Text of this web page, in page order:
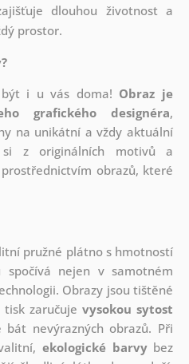
dlouhou životnost a
prostor.
být i u vás doma! Obraz je
grafického designéra,
na unikátní a vždy aktuální
si z originálních motivů a
obrazů, které
pružné plátno s hmotností
spočívá nejen v samotném
Obrazy jsou tištěné
zaručuje vysokou sytost
nevýrazných obrazů. Při
ekologické barvybez